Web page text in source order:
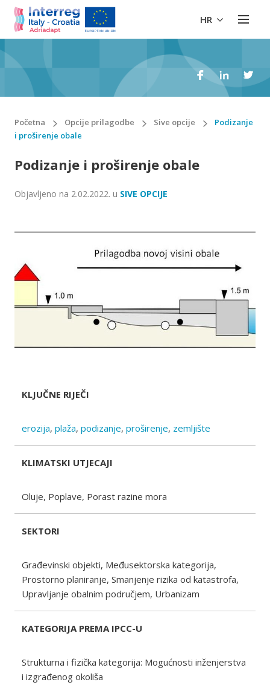
HR
Početna Opcije prilagodbe Sive opcije
Podizanje
i proširenje obale
Podizanje i proširenje obale
Objavljeno na 2.02.2022. u SIVE OPCIJE
KLJUČNE RIJEČI
erozija, plaža, podizanje, proširenje, zemljište
KLIMATSKI UTJECAJI
Oluje, Poplave, Porast razine mora
SEKTORI
Građevinski objekti, Međusektorska kategorija,
Prostorno planiranje, Smanjenje rizika od katastrofa,
Upravljanje obalnim područjem, Urbanizam
KATEGORIJA PREMA IPCC-U
Strukturna i fizička kategorija: Mogućnosti inženjerstva
i izgrađenog okoliša